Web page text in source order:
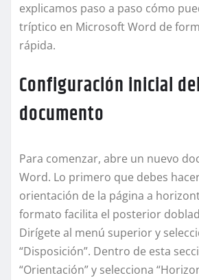
explicamos paso a paso cómo
tríptico en Microsoft Word de
rápida.
Configuración inicial del
documento
Para comenzar, abre un nuevo
Word. Lo primero que debes
orientación de la página a
formato facilita el posterior
Dirígete al menú superior y
“Disposición”. Dentro de esta
“Orientación” y selecciona